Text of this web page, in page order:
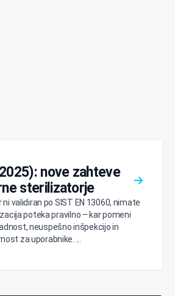
nove zahteve
sterilizatorje
validiran po SIST EN 13060, nimate
poteka pravilno – kar pomeni
neuspešno inšpekcijo in
za uporabnike. ...